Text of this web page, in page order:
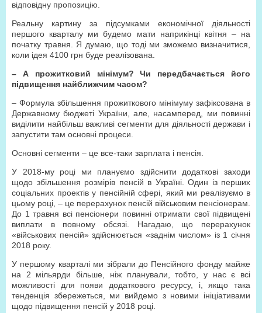
відповідну пропозицію.
Реальну картину за підсумками економічної діяльності
першого кварталу ми будемо мати наприкінці квітня – на
початку травня. Я думаю, що тоді ми зможемо визначитися,
коли ідея 4100 грн буде реалізована.
– А прожитковий мінімум? Чи передбачається його
підвищення найближчим часом?
– Формула збільшення прожиткового мінімуму зафіксована в
Державному бюджеті України, але, насамперед, ми повинні
виділити найбільш важливі сегменти для діяльності держави і
запустити там основні процеси.
Основні сегменти – це все-таки зарплата і пенсія.
У 2018-му році ми плануємо здійснити додаткові заходи
щодо збільшення розмірів пенсій в Україні. Один із перших
соціальних проектів у пенсійній сфері, який ми реалізуємо в
цьому році, – це перерахунок пенсій військовим пенсіонерам.
До 1 травня всі пенсіонери повинні отримати свої підвищені
виплати в повному обсязі. Нагадаю, що перерахунок
«військових пенсій» здійснюється «заднім числом» із 1 січня
2018 року.
У першому кварталі ми зібрали до Пенсійного фонду майже
на 2 мільярди більше, ніж планували, тобто, у нас є всі
можливості для появи додаткового ресурсу, і, якщо така
тенденція збережеться, ми вийдемо з новими ініціативами
щодо підвищення пенсій у 2018 році.